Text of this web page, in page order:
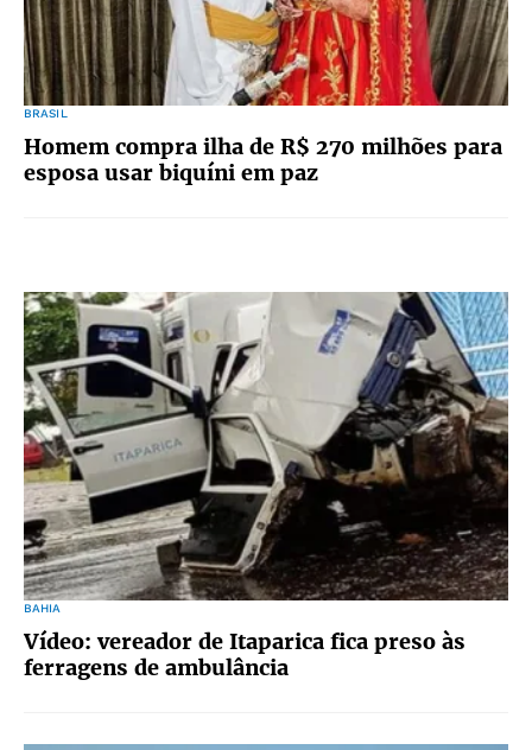
BRASIL
Homem compra ilha de R$ 270 milhões para
esposa usar biquíni em paz
BAHIA
Vídeo: vereador de Itaparica fica preso às
ferragens de ambulância